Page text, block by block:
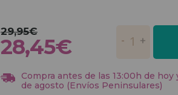
29,95€
28,45€
Compra antes de las 13:00h de
de agosto (Envíos Peninsulares)